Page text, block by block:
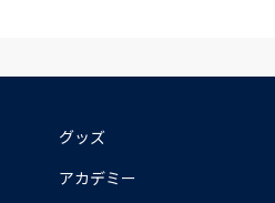
グッズ
アカデミー